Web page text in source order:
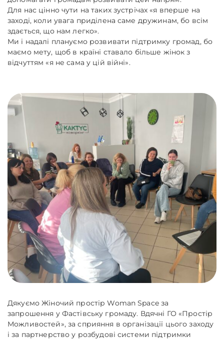
Для нас цінно чути на таких зустрічах «я вперше на
заході, коли увага приділена саме дружинам, бо всім
здається, що нам легко».
Ми і надалі плануємо розвивати підтримку громад, бо
маємо мету, щоб в країні ставало більше жінок з
відчуттям «я не сама у цій війні».
Дякуємо Жіночий простір Woman Space за
запрошення у Фастівську громаду. Вдячні ГО «Простір
Можливостей», за сприяння в організації цього заходу
і за партнерство у розбудові системи підтримки